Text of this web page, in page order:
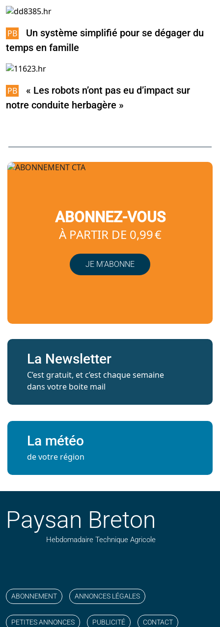
Un système simplifié pour se dégager du
temps en famille
« Les robots n’ont pas eu d’impact sur
notre conduite herbagère »
ABONNEZ-VOUS
À PARTIR DE 0,99 €
JE M’ABONNE
La Newsletter
C’est gratuit, et c’est chaque semaine
dans votre boite mail
La météo
de votre région
Paysan Breton
Hebdomadaire Technique Agricole
ABONNEMENT ANNONCES LÉGALES
PETITES ANNONCES PUBLICITÉ CONTACT